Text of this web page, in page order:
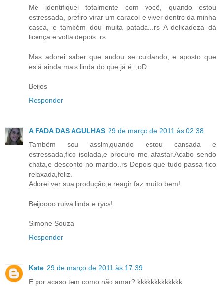
Me identifiquei totalmente com você, quando estou
estressada, prefiro virar um caracol e viver dentro da minha
casca, e também dou muita patada...rs A delicadeza dá
licença e volta depois..rs
Mas adorei saber que andou se cuidando, e aposto que
está ainda mais linda do que já é. ;oD
Beijos
Responder
A FADA DAS AGULHAS 29 de março de 2011 às 02:38
Também sou assim,quando estou cansada e
estressada,fico isolada,e procuro me afastar.Acabo sendo
chata,e desconto no marido..rs Depois que tudo passa fico
relaxada,feliz.
Adorei ver sua produção,e reagir faz muito bem!
Beijoooo ruiva linda e ryca!
Simone Souza
Responder
Kate 29 de março de 2011 às 17:39
E por acaso tem como não amar? kkkkkkkkkkkkk